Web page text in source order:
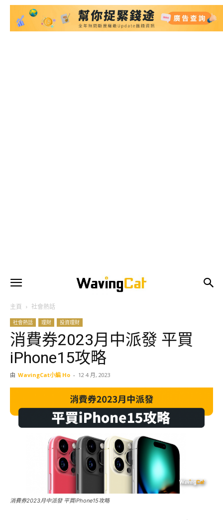
主頁 社會熱話
社會熱話 理財 投資理財
消費券2023月中派發 平買
iPhone15攻略
由 WavingCat小編 Ho - 12 4 月, 2023
消費券2023月中派發 平買iPhone15攻略